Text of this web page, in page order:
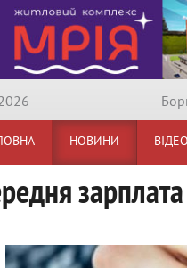
НОВИНИ ВІДЕО